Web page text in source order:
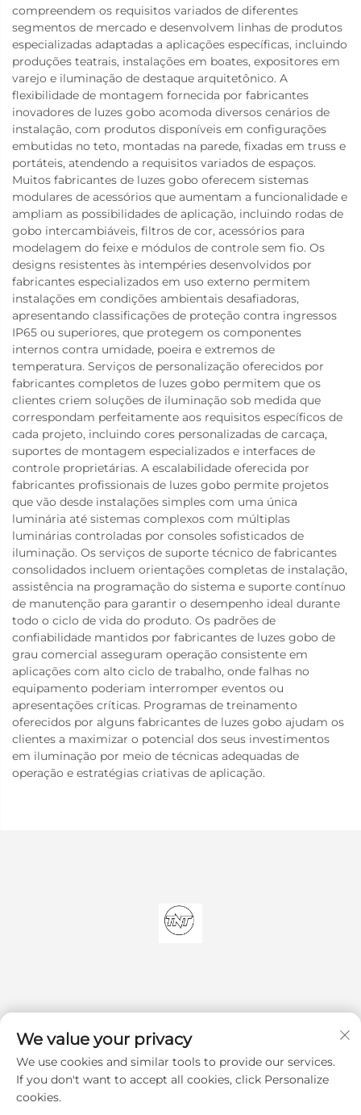
compreendem os requisitos variados de diferentes
segmentos de mercado e desenvolvem linhas de produtos
especializadas adaptadas a aplicações específicas, incluindo
produções teatrais, instalações em boates, expositores em
varejo e iluminação de destaque arquitetônico. A
flexibilidade de montagem fornecida por fabricantes
inovadores de luzes gobo acomoda diversos cenários de
instalação, com produtos disponíveis em configurações
embutidas no teto, montadas na parede, fixadas em truss e
portáteis, atendendo a requisitos variados de espaços.
Muitos fabricantes de luzes gobo oferecem sistemas
modulares de acessórios que aumentam a funcionalidade e
ampliam as possibilidades de aplicação, incluindo rodas de
gobo intercambiáveis, filtros de cor, acessórios para
modelagem do feixe e módulos de controle sem fio. Os
designs resistentes às intempéries desenvolvidos por
fabricantes especializados em uso externo permitem
instalações em condições ambientais desafiadoras,
apresentando classificações de proteção contra ingressos
IP65 ou superiores, que protegem os componentes
internos contra umidade, poeira e extremos de
temperatura. Serviços de personalização oferecidos por
fabricantes completos de luzes gobo permitem que os
clientes criem soluções de iluminação sob medida que
correspondam perfeitamente aos requisitos específicos de
cada projeto, incluindo cores personalizadas de carcaça,
suportes de montagem especializados e interfaces de
controle proprietárias. A escalabilidade oferecida por
fabricantes profissionais de luzes gobo permite projetos
que vão desde instalações simples com uma única
luminária até sistemas complexos com múltiplas
luminárias controladas por consoles sofisticados de
iluminação. Os serviços de suporte técnico de fabricantes
consolidados incluem orientações completas de instalação,
assistência na programação do sistema e suporte contínuo
de manutenção para garantir o desempenho ideal durante
todo o ciclo de vida do produto. Os padrões de
confiabilidade mantidos por fabricantes de luzes gobo de
grau comercial asseguram operação consistente em
aplicações com alto ciclo de trabalho, onde falhas no
equipamento poderiam interromper eventos ou
apresentações críticas. Programas de treinamento
oferecidos por alguns fabricantes de luzes gobo ajudam os
clientes a maximizar o potencial dos seus investimentos
em iluminação por meio de técnicas adequadas de
operação e estratégias criativas de aplicação.
Inscrever-se
We value your privacy
We use cookies and similar tools to provide our services.
If you don't want to accept all cookies, click Personalize
cookies.